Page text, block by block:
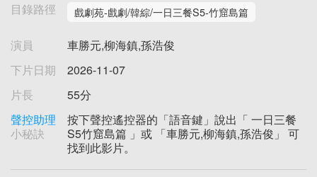
目錄路徑 戲劇苑-戲劇/韓綜/一日三餐S5-竹窟島篇
演員
車勝元,柳海鎮,孫浩俊
下片日期
2026-11-07
片長
55分
聲控助理
小秘訣
按下聲控遙控器的「語音鍵」說出「 一日三餐
S5竹窟島篇 」或 「車勝元,柳海鎮,孫浩俊」 可
找到此影片。